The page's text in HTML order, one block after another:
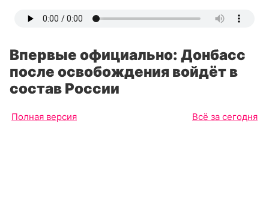
Впервые официально: Донбасс
после освобождения войдёт в
состав России
Полная версия Всё за сегодня